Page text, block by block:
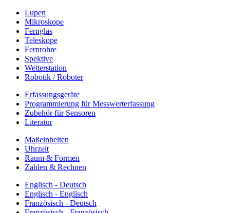
Lupen
Mikroskope
Fernglas
Teleskope
Fernrohre
Spektive
Wetterstation
Robotik / Roboter
Erfassungsgeräte
Programmierung für Messwerterfassung
Zubehör für Sensoren
Literatur
Maßeinheiten
Uhrzeit
Raum & Formen
Zahlen & Rechnen
Englisch - Deutsch
Englisch - Englisch
Französisch - Deutsch